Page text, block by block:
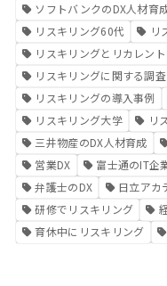
ソフトバンクのDX人材育
リスキリング60代
リ
リスキリングとリカレン
リスキリングに関する調査
リスキリングの導入事例
リスキリング大学
リ
三井物産のDX人材育成
営業DX
富士通のIT企
弁護士のDX
日立アカ
研修でリスキリング
育休中にリスキリング